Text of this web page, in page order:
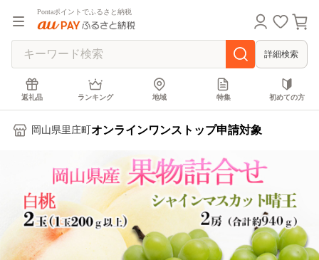
Pontaポイントでふるさと納税
詳細検索
返礼品 ランキング 地域 特集 初めての方
岡山県里庄町 オンラインワンストップ申請対象